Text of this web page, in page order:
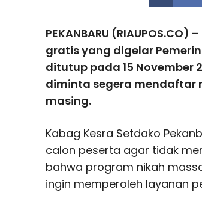
PEKANBARU
gratis yang digelar
ditutup pada 15 November
diminta segera mendaftar
masing.
Kabag Kesra Setdako
calon peserta agar tidak
bahwa program nikah
ingin memperoleh layanan